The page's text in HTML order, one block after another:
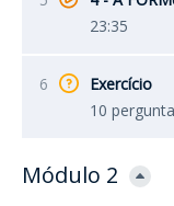
23:35
6
Exercício
10
Módulo 2